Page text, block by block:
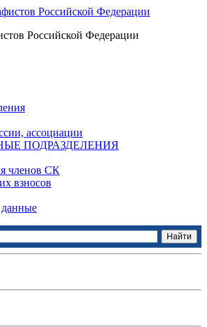
Российской Федерации
ассоциации
ПОДРАЗДЕЛЕНИЯ
членов СК
взносов